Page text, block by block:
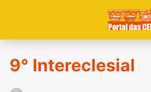
9° Intereclesial